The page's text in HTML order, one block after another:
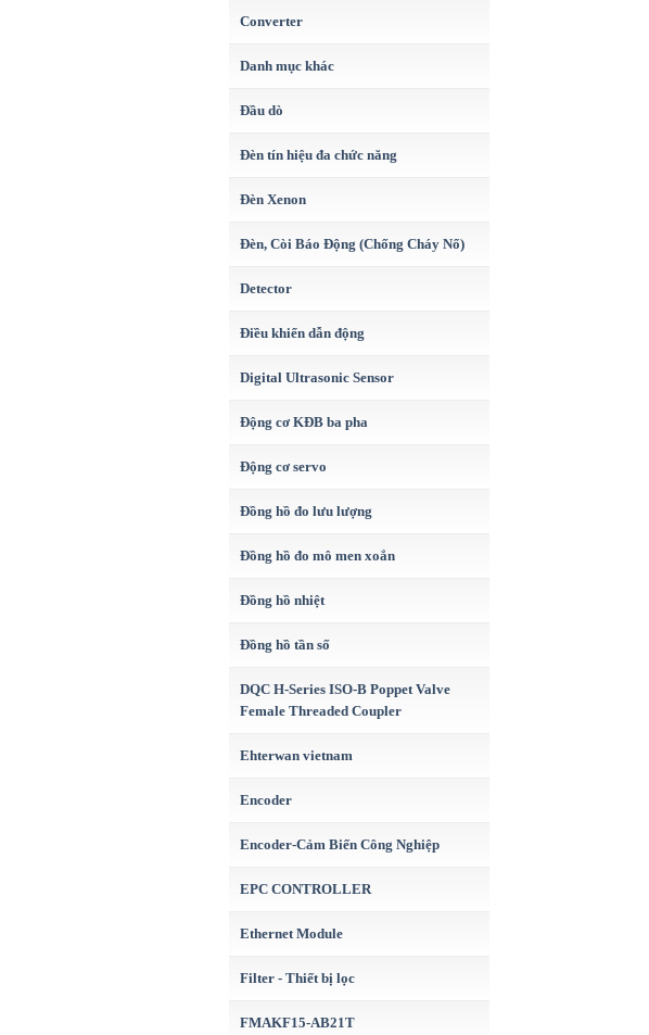
Converter
Danh mục khác
Đầu dò
Đèn tín hiệu đa chức năng
Đèn Xenon
Đèn, Còi Báo Động (Chống Cháy Nổ)
Detector
Điều khiển dẫn động
Digital Ultrasonic Sensor
Động cơ KĐB ba pha
Động cơ servo
Đồng hồ đo lưu lượng
Đồng hồ đo mô men xoắn
Đồng hồ nhiệt
Đồng hồ tần số
DQC H-Series ISO-B Poppet Valve
Female Threaded Coupler
Ehterwan vietnam
Encoder
Encoder-Cảm Biến Công Nghiệp
EPC CONTROLLER
Ethernet Module
Filter - Thiết bị lọc
FMAKF15-AB21T